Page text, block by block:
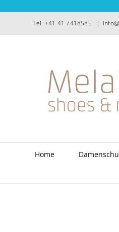
Tel. +41 41 7418585 |
Home